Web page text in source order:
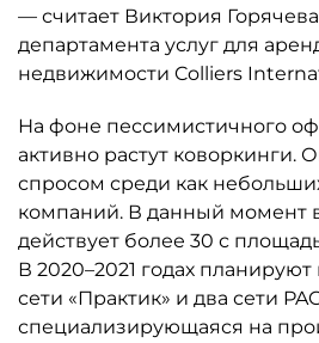
— считает Виктория
департамента услуг для
недвижимости Colliers
На фоне пессимистичного
активно растут коворкинги.
спросом среди как
компаний. В данный момент
действует более 30 с
В 2020–2021 годах
сети «Практик» и два сети
специализирующаяся на